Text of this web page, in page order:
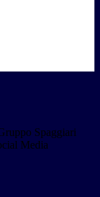
Spaggiari
Media